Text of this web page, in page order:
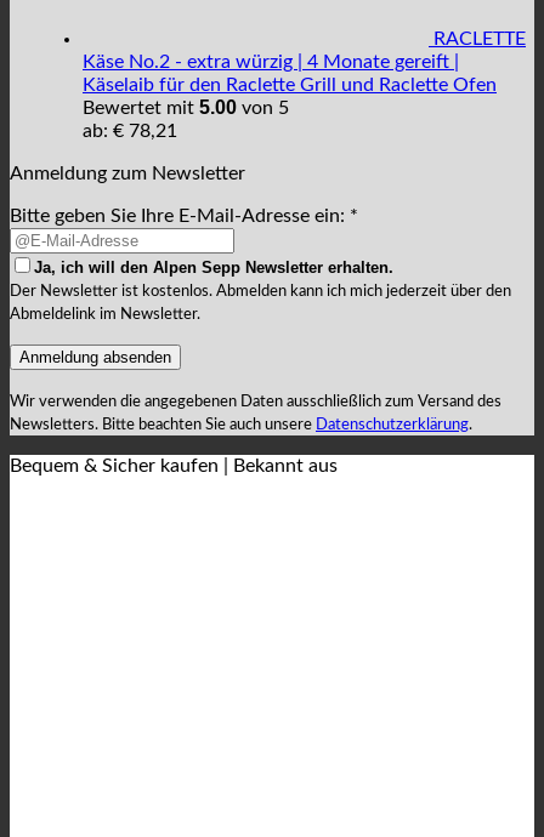
RACLETTE
Käse No.2 - extra würzig | 4 Monate gereift |
Käselaib für den Raclette Grill und Raclette Ofen
Bewertet mit 5.00 von 5
ab: € 78,21
Anmeldung zum Newsletter
Bitte geben Sie Ihre E-Mail-Adresse ein: *
Ja, ich will den Alpen Sepp Newsletter erhalten.
Der Newsletter ist kostenlos. Abmelden kann ich mich jederzeit über den
Abmeldelink im Newsletter.
Wir verwenden die angegebenen Daten ausschließlich zum Versand des
Newsletters. Bitte beachten Sie auch unsere Datenschutzerklärung.
Bequem & Sicher kaufen | Bekannt aus